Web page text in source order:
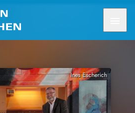
Ines Escherich